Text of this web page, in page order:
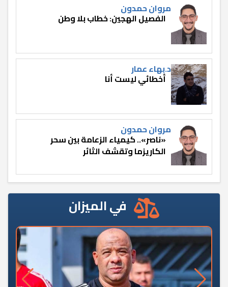
مروان حمدون
الفصيل الهجين: خطاب بلا وطن
د.بهاء عمار
أخطائي ليست أنا
مروان حمدون
«ناصر».. كيمياء الزعامة بين سحر
الكاريزما وتقشف الثائر
في الميزان